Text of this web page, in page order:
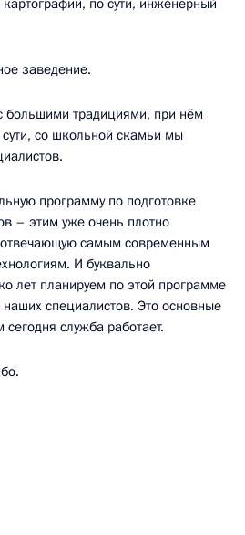
картографии, по сути, инженерный
заведение.
большими традициями, при нём
со школьной скамьи мы
программу по подготовке
– этим уже очень плотно
самым современным
И буквально
лет планируем по этой программе
специалистов. Это основные
служба работает.